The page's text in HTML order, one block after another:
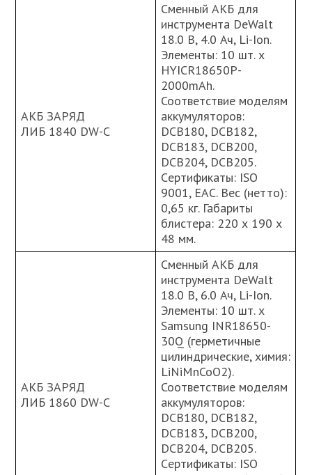
АКБ ЗАРЯД
ЛИБ 1840 DW-C
Сменный АКБ для
инструмента DeWalt
18.0 В, 4.0 Ач, Li-Ion.
Элементы: 10 шт. х
HYIСR18650P-
2000mAh.
Соответствие моделям
аккумуляторов:
DCB180, DCB182,
DCB183, DCB200,
DCB204, DCB205.
Cертификаты: ISO
9001, ЕАС. Вес (нетто):
0,65 кг. Габариты
блистера: 220 х 190 х
48 мм.
АКБ ЗАРЯД
ЛИБ 1860 DW-C
Сменный АКБ для
инструмента DeWalt
18.0 В, 6.0 Ач, Li-Ion.
Элементы: 10 шт. х
Samsung INR18650-
30Q (герметичные
цилиндрические, химия:
LiNiMnCoO2).
Соответствие моделям
аккумуляторов:
DCB180, DCB182,
DCB183, DCB200,
DCB204, DCB205.
Cертификаты: ISO